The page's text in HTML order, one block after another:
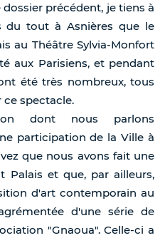
précédent, je tiens à
du tout à Asnières que le
au Théâtre Sylvia-Monfort
aux Parisiens, et pendant
été très nombreux, tous
ce spectacle.
dont nous parlons
participation de la Ville à
que nous avons fait une
Palais et que, par ailleurs,
d'art contemporain au
d'une série de
"Gnaoua". Celle-ci a